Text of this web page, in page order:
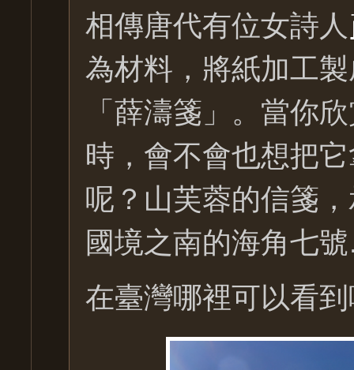
相傳唐代有位女詩人
為材料，將紙加工
「薛濤箋」。當你
時，會不會也想把
呢？山芙蓉的信箋
國境之南的海角七
在臺灣哪裡可以看